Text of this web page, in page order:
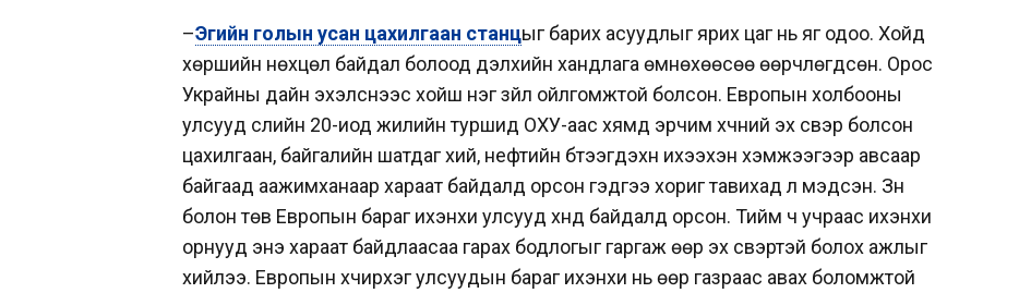
–Эгийн голын усан цахилгаан станцыг барих асуудлыг ярих цаг нь яг одоо. Хойд
хөршийн нөхцөл байдал болоод дэлхийн хандлага өмнөхөөсөө өөрчлөгдсөн. Орос
Украйны дайн эхэлснээс хойш нэг зүйл ойлгомжтой болсон. Европын холбооны
улсууд сүүлийн 20-иод жилийн туршид ОХУ-аас хямд эрчим хүчний эх үүсвэр болсон
цахилгаан, байгалийн шатдаг хий, нефтийн бүтээгдэхүүн ихээхэн хэмжээгээр авсаар
байгаад аажимханаар хараат байдалд орсон гэдгээ хориг тавихад л мэдсэн. Зүүн
болон төв Европын бараг ихэнхи улсууд хүнд байдалд орсон. Тийм ч учраас ихэнхи
орнууд энэ хараат байдлаасаа гарах бодлогыг гаргаж өөр эх үүсвэртэй болох ажлыг
хийлээ. Европын хүчирхэг улсуудын бараг ихэнхи нь өөр газраас авах боломжтой